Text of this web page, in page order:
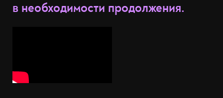
в необходимости продолжения.